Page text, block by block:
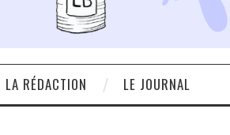
LA RÉDACTION LE JOURNAL